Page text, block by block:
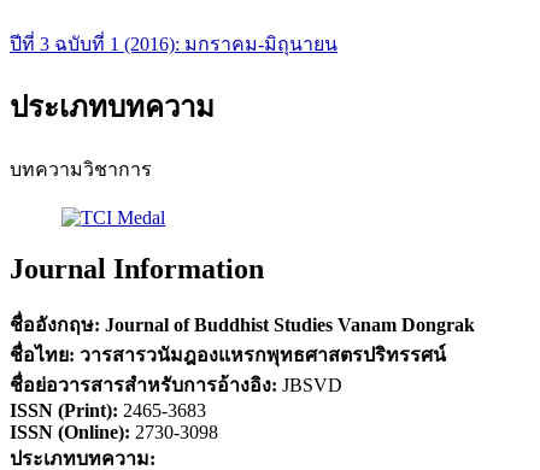
ปีที่ 3 ฉบับที่ 1 (2016): มกราคม-มิถุนายน
ประเภทบทความ
บทความวิชาการ
Journal Information
ชื่ออังกฤษ: Journal of Buddhist Studies Vanam Dongrak
ชื่อไทย: วารสารวนัมฎองแหรกพุทธศาสตรปริทรรศน์
ชื่อย่อวารสารสำหรับการอ้างอิง: JBSVD
ISSN (Print): 2465-3683
ISSN (Online): 2730-3098
ประเภทบทความ: